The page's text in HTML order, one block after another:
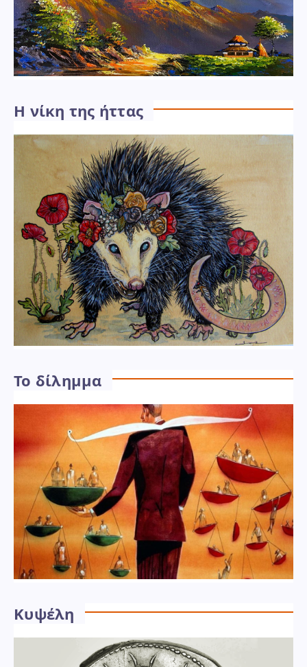
Η νίκη της ήττας
Το δίλημμα
Κυψέλη